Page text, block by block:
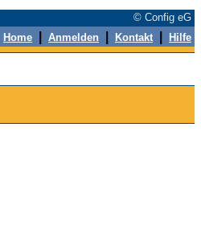
© Config eG
Home Anmelden Kontakt Hilfe